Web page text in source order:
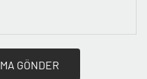
GÖNDER